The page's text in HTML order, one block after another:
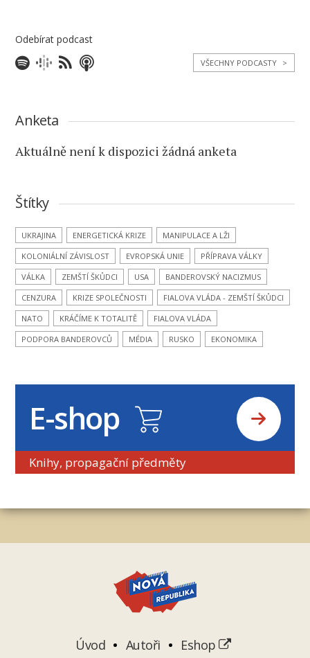
Odebírat podcast
VŠECHNY PODCASTY >
Anketa
Aktuálně není k dispozici žádná anketa
Štítky
UKRAJINA ENERGETICKÁ KRIZE
MANIPULACE A LŽI
KOLONIÁLNÍ ZÁVISLOST
EVROPSKÁ UNIE
PŘÍPRAVA VÁLKY
VÁLKA
ZEMŠTÍ ŠKŮDCI USA
BANDEROVSKÝ NACIZMUS
CENZURA
KRIZE SPOLEČNOSTI
FIALOVA VLÁDA - ZEMŠTÍ ŠKŮDCI
NATO
KRÁČÍME K TOTALITĚ
FIALOVA VLÁDA
PODPORA BANDEROVCŮ
MÉDIA RUSKO EKONOMIKA
E-shop
Knihy, propagační předměty
Úvod Autoři Eshop